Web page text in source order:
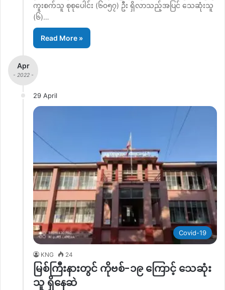
ကူးစက်သူ စုစုပေါင်း (၆၀၅၇) ဦး ရှိလာသည့်အပြင် သေဆုံးသူ
(၆)…
Read More »
Apr
- 2022 -
29 April
Covid-19
KNG 24
မြစ်ကြီးနားတွင် ကိုဗစ်-၁၉ ကြောင့် သေဆုံး
သူ ရှိနေဆဲ